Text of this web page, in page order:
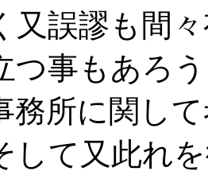
又誤謬も間
つ事もあろ
務所に関し
して又此れ